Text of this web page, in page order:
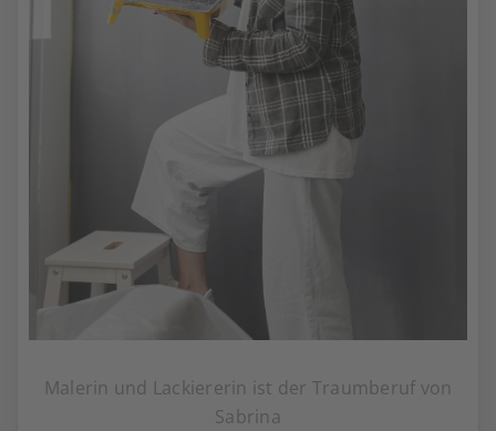
Malerin und Lackiererin ist der Traumberuf von
Sabrina